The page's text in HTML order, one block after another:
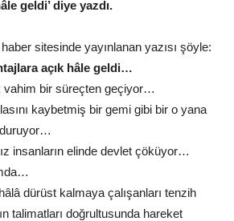
geldi’ diye yazdı.
sitesinde yayınlanan yazısı şöyle:
açık hâle geldi…
bir süreçten geçiyor…
kaybetmiş bir gemi gibi bir o yana
insanların elinde devlet çöküyor…
dürüst kalmaya çalışanları tenzih
talimatları doğrultusunda hareket